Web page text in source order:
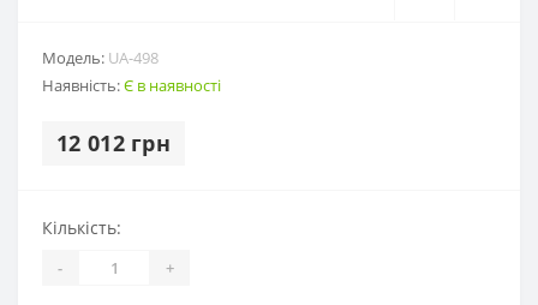
Модель: UA-498
Наявність:Є в наявності
12 012 грн
Кількість:
- +